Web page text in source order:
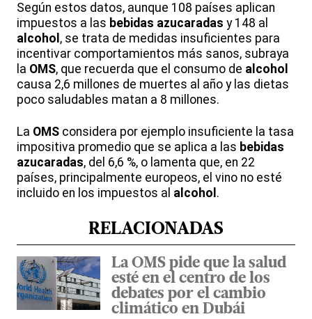
Según estos datos, aunque 108 países aplican
impuestos a las bebidas azucaradas y 148 al
alcohol , se trata de medidas insuficientes para
incentivar comportamientos más sanos, subraya
la OMS, que recuerda que el consumo de alcohol
causa 2,6 millones de muertes al año y las dietas
poco saludables matan a 8 millones.
La OMS considera por ejemplo insuficiente la tasa
impositiva promedio que se aplica a las bebidas
azucaradas, del 6,6 %, o lamenta que, en 22
países, principalmente europeos, el vino no esté
incluido en los impuestos al alcohol .
RELACIONADAS
La OMS pide que la salud
esté en el centro de los
debates por el cambio
climático en Dubái